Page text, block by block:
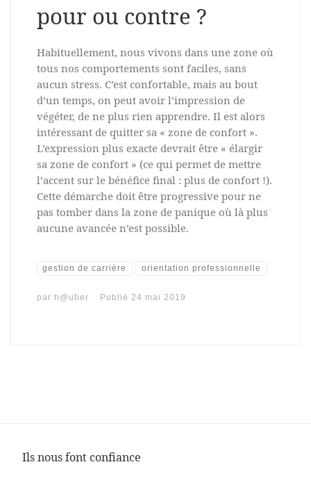
pour ou contre ?
Habituellement, nous vivons dans une zone où
tous nos comportements sont faciles, sans
aucun stress. C’est confortable, mais au bout
d’un temps, on peut avoir l’impression de
végéter, de ne plus rien apprendre. Il est alors
intéressant de quitter sa « zone de confort ».
L’expression plus exacte devrait être « élargir
sa zone de confort » (ce qui permet de mettre
l’accent sur le bénéfice final : plus de confort !).
Cette démarche doit être progressive pour ne
pas tomber dans la zone de panique où là plus
aucune avancée n’est possible.
gestion de carrière orientation professionnelle
par h@utier Publié 24 mai 2019
Ils nous font confiance